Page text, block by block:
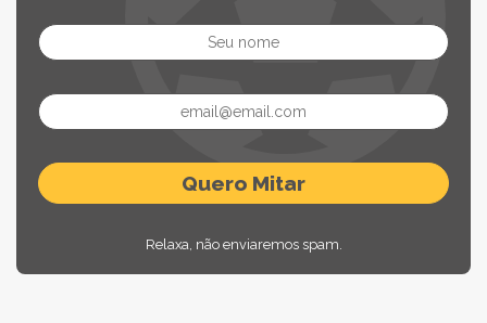
Relaxa, não enviaremos spam.